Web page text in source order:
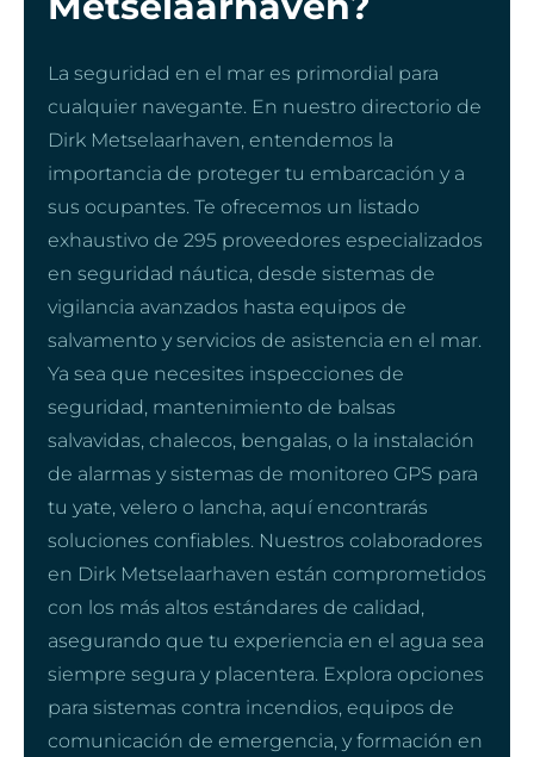
La seguridad en el mar es primordial para
cualquier navegante. En nuestro directorio de
Dirk Metselaarhaven, entendemos la
importancia de proteger tu embarcación y a
sus ocupantes. Te ofrecemos un listado
exhaustivo de 295 proveedores especializados
en seguridad náutica, desde sistemas de
vigilancia avanzados hasta equipos de
salvamento y servicios de asistencia en el mar.
Ya sea que necesites inspecciones de
seguridad, mantenimiento de balsas
salvavidas, chalecos, bengalas, o la instalación
de alarmas y sistemas de monitoreo GPS para
tu yate, velero o lancha, aquí encontrarás
soluciones confiables. Nuestros colaboradores
en Dirk Metselaarhaven están comprometidos
con los más altos estándares de calidad,
asegurando que tu experiencia en el agua sea
siempre segura y placentera. Explora opciones
para sistemas contra incendios, equipos de
comunicación de emergencia, y formación en